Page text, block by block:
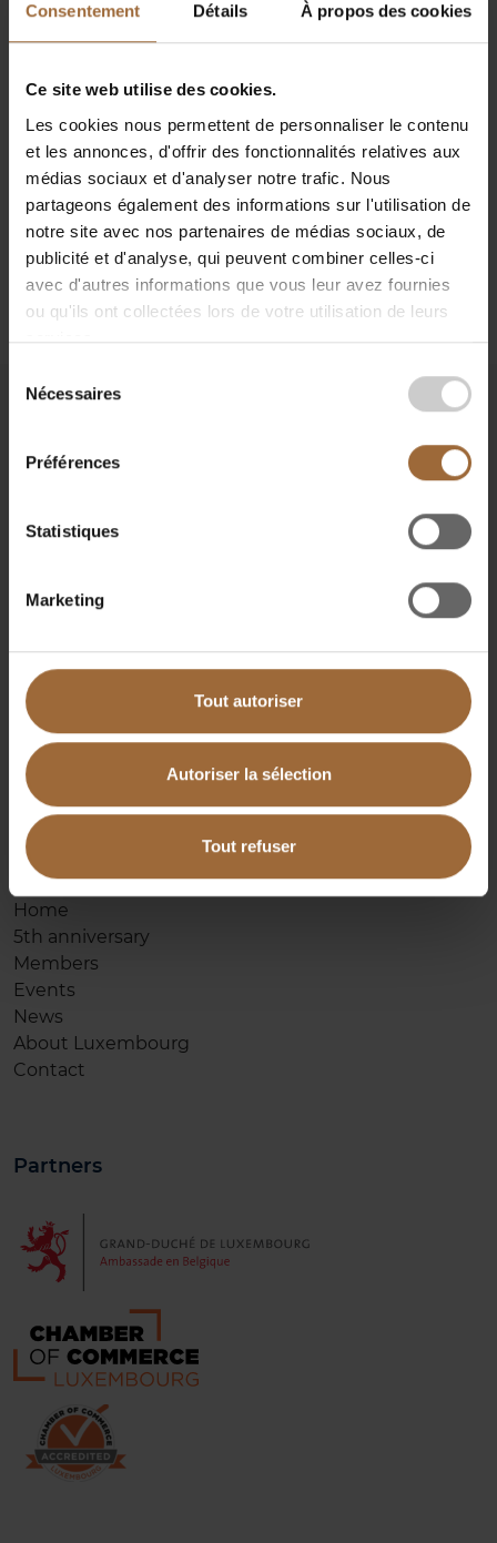
Consentement Détails À propos des cookies
Ce site web utilise des cookies.
Les cookies nous permettent de personnaliser le contenu
et les annonces, d'offrir des fonctionnalités relatives aux
médias sociaux et d'analyser notre trafic. Nous
partageons également des informations sur l'utilisation de
notre site avec nos partenaires de médias sociaux, de
publicité et d'analyse, qui peuvent combiner celles-ci
avec d'autres informations que vous leur avez fournies
ou qu'ils ont collectées lors de votre utilisation de leurs
services.
Nécessaires
Préférences
Statistiques
Marketing
Tout autoriser
Autoriser la sélection
Tout refuser
Date & Time:16 September 2026
Doors open at 6.00 PM - Event begins at 6.30 PM
Location:Luxembourg Residence in 1040 Brussels
What to expect:Welcoming remarks by the
Ambassador and the President of the BCBL,
dynamic pitching sessions, followed by a cocktail-
reception.
1000 Bruxelles
Tél.:
20
E-mail: contact@bcbl.be
Pages
Home
5th anniversary
Members
Events
News
About Luxembourg
Contact
Partners